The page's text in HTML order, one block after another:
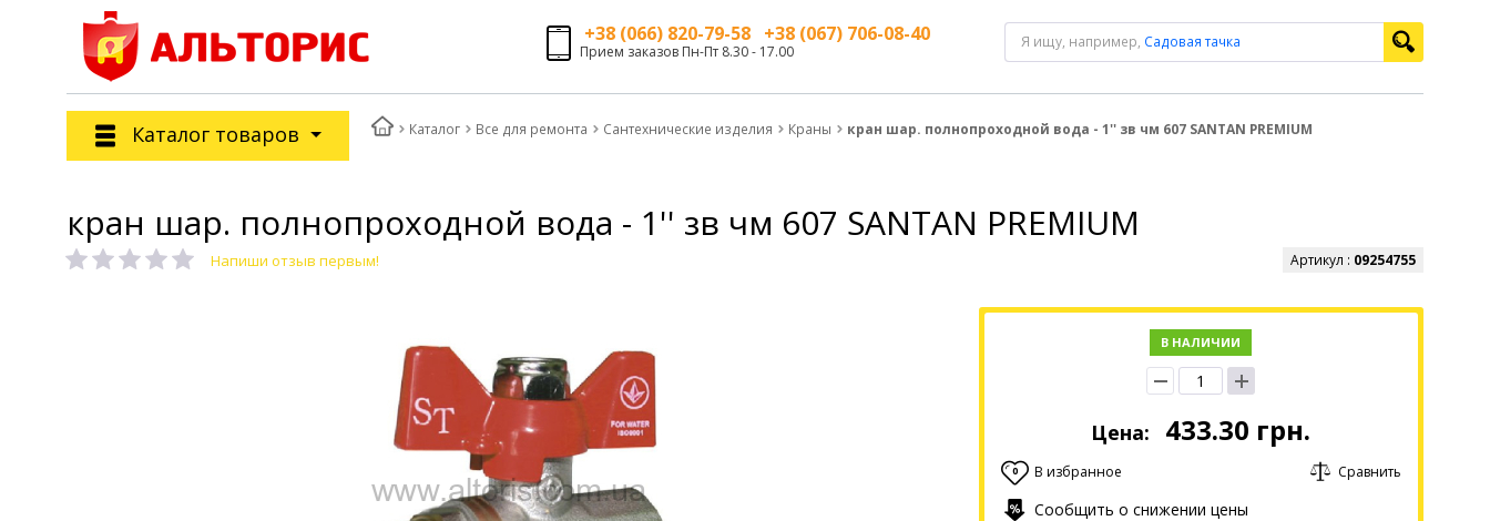
+38 (066) 820-79-58 +38 (067) 706-08-40
Прием заказов Пн-Пт 8.30 - 17.00
Я ищу, например, Садовая тачка
Каталог товаров Каталог Все для ремонта Сантехнические изделия Краны кран шар. полнопроходной вода - 1'' зв чм 607 SANTAN PREMIUM
кран шар. полнопроходной вода - 1'' зв чм 607 SANTAN PREMIUM
Напиши отзыв первым! Артикул : 09254755
В НАЛИЧИИ
Цена: 433.30 грн.
0 В избранное Сравнить
Сообщить о снижении цены